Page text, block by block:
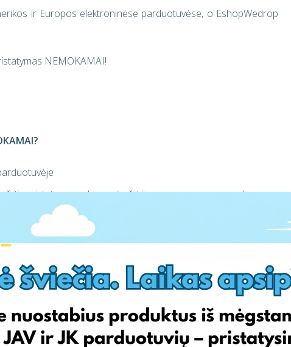
ir Europos elektroninėse parduotuvėse, o EshopWedrop
NEMOKAMAI!
pristatymo adresą, įrašykite ne savo namų adresą, o
savo EshopWedrop paskyroje.
gaukite nemokamai*!